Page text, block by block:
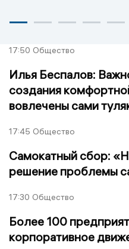
17:50 Общество
Илья Беспалов:
создания
вовлечены сами
17:45 Общество
Самокатный сбор:
решение проблемы
17:30 Общество
Более 100
корпоративное